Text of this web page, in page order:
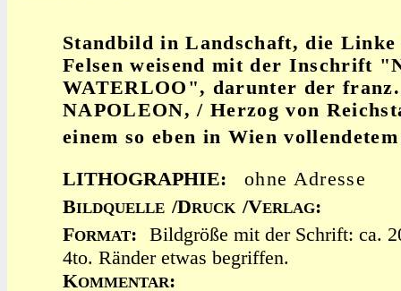
Standbild in Landschaft, die Linke
Felsen weisend mit der Inschrift
WATERLOO", darunter der
NAPOLEON, / Herzog von
einem so eben in Wien
LITHOGRAPHIE:
ohne Adresse
BILDQUELLE /DRUCK /VERLAG:
FORMAT:
Bildgröße mit der Schrift: ca.
4to. Ränder etwas begriffen.
KOMMENTAR: